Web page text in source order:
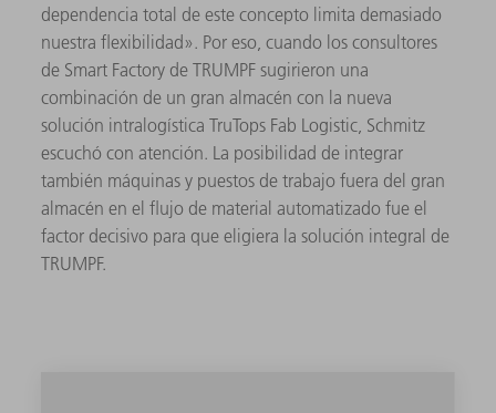
dependencia total de este concepto limita demasiado
nuestra flexibilidad». Por eso, cuando los consultores
de Smart Factory de TRUMPF sugirieron una
combinación de un gran almacén con la nueva
solución intralogística TruTops Fab Logistic, Schmitz
escuchó con atención. La posibilidad de integrar
también máquinas y puestos de trabajo fuera del gran
almacén en el flujo de material automatizado fue el
factor decisivo para que eligiera la solución integral de
TRUMPF.